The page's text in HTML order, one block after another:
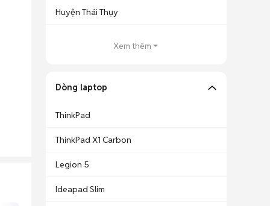
Huyện Thái Thụy
Xem thêm
Dòng laptop
ThinkPad
ThinkPad X1 Carbon
Legion 5
Ideapad Slim